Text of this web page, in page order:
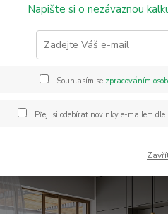
Vinylové podlahy RIGID CLICK
podlaha
Napište si o nezávaznou
Souhlasím se zpracováním
Přeji si odebírat novinky e-mailem dle